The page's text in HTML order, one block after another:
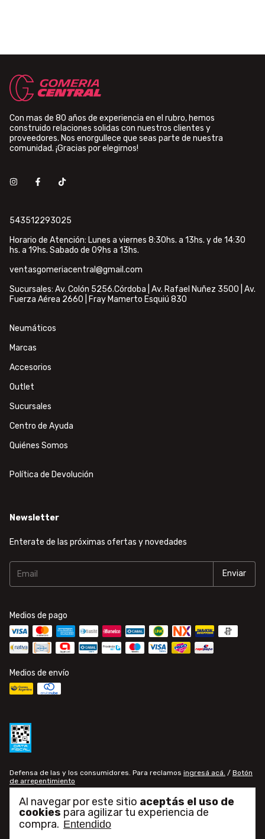
Al navegar por este sitio aceptás el uso de
cookies para agilizar tu experiencia de
compra. Entendido
Con mas de 80 años de experiencia en el rubro, hemos
construido relaciones solidas con nuestros clientes y
proveedores. Nos enorgullece que seas parte de nuestra
comunidad. ¡Gracias por elegirnos!
543512293025
Horario de Atención: Lunes a viernes 8:30hs. a 13hs. y de 14:30
hs. a 19hs. Sabado de 09hs a 13hs.
ventasgomeriacentral@gmail.com
Sucursales: Av. Colón 5256.Córdoba | Av. Rafael Nuñez 3500 | Av.
Fuerza Aérea 2660 | Fray Mamerto Esquiú 830
Neumáticos
Marcas
Accesorios
Outlet
Sucursales
Centro de Ayuda
Quiénes Somos
Política de Devolución
Newsletter
Enterate de las próximas ofertas y novedades
Medios de pago
Medios de envío
Defensa de las y los consumidores. Para reclamos ingresá acá. / Botón
de arrepentimiento
Copyright Gomería Central - 30709771082 - 2026. Todos los derechos
reservados.